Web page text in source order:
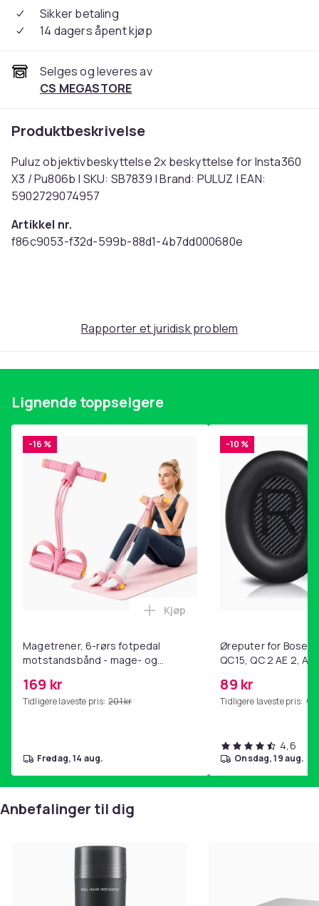
Sikker betaling
14 dagers åpent kjøp
Selges og leveres av
CS MEGASTORE
Produktbeskrivelse
Puluz objektivbeskyttelse 2x beskyttelse for Insta360
X3 / Pu806b | SKU: SB7839 | Brand: PULUZ | EAN:
5902729074957
Artikkel nr.
f86c9053-f32d-599b-88d1-4b7dd000680e
Rapporter et juridisk problem
Lignende toppselgere
-16 %
Magetrener, 6-rørs fotpedal
motstandsbånd - mage- og
hjemmegymnastikk Pink
169 kr
Tidligere laveste pris: 201 kr
Legg Magetrener, 6-rørs
Kjøp
fredag, 14 aug.
-10 %
Øreputer for Bose
QC15, QC 2 AE 2, AE
89 kr
Tidligere laveste pris: 99
4,6
onsdag, 19 aug.
Anbefalinger til dig